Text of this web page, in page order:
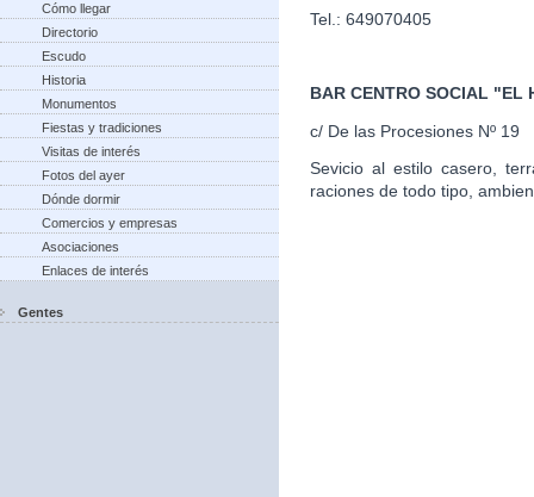
Cómo llegar
Directorio
Escudo
Historia
Monumentos
Fiestas y tradiciones
Visitas de interés
Fotos del ayer
Dónde dormir
Comercios y empresas
Asociaciones
Enlaces de interés
Gentes
Tel.: 649070405
BAR CENTRO SOCIAL "EL
c/ De las Procesiones Nº 19
Sevicio al estilo casero,
raciones de todo tipo,